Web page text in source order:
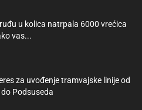
u kolica natrpala 6000 vrećica
vas...
za uvođenje tramvajske linije od
Podsuseda